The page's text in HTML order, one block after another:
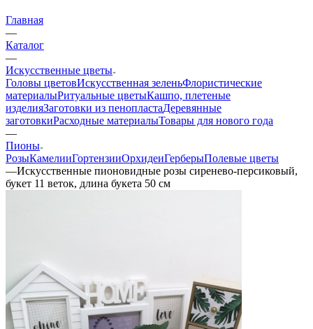
Главная
—
Каталог
—
Искусственные цветы
Головы цветовИскусственная зеленьФлористические
материалыРитуальные цветыКашпо, плетеные
изделияЗаготовки из пенопластаДеревянные
заготовкиРасходные материалыТовары для нового года
—
Пионы
РозыКамелииГортензииОрхидеиГерберыПолевые цветы
—Искусственные пионовидные розы сиренево-персиковый,
букет 11 веток, длина букета 50 см